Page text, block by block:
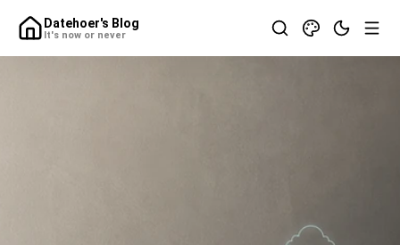
Datehoer's Blog
It's now or never